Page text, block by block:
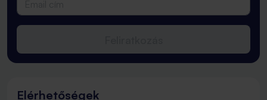
Elérhetőségek